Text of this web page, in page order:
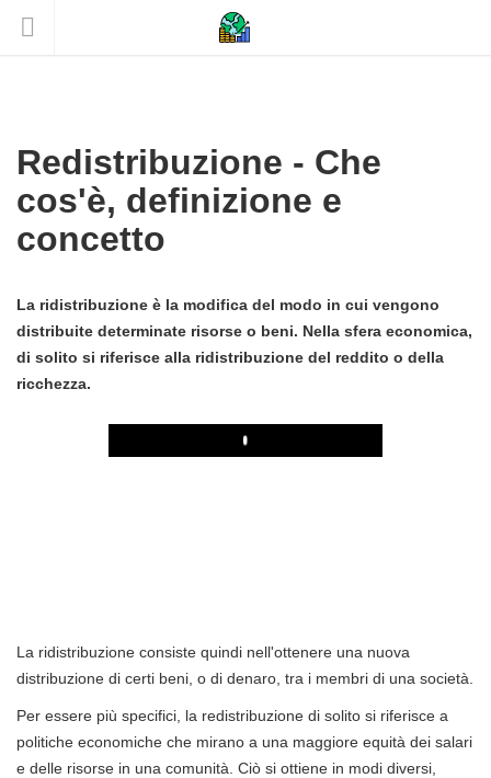
Redistribuzione - Che
cos'è, definizione e
concetto
La ridistribuzione è la modifica del modo in cui vengono
distribuite determinate risorse o beni. Nella sfera economica,
di solito si riferisce alla ridistribuzione del reddito o della
ricchezza.
Play
La ridistribuzione consiste quindi nell'ottenere una nuova
distribuzione di certi beni, o di denaro, tra i membri di una società.
Per essere più specifici, la redistribuzione di solito si riferisce a
politiche economiche che mirano a una maggiore equità dei salari
e delle risorse in una comunità. Ciò si ottiene in modi diversi,